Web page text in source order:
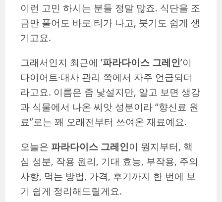
이런 고민 하시는 분들 정말 많죠. 식단을 조
금만 풀어도 바로 티가 나고, 붓기도 쉽게 생
기고요.
그래서인지 최근에‘파라다이스 그레인’이
다이어트·대사 관리 쪽에서 자주 언급되더
라고요. 이름은 좀 낯설지만, 알고 보면 생강
과 식물에서 나온 씨앗 성분이라 “향신료 원
료”로는 꽤 오래전부터 쓰여온 재료예요.
오늘은 파라다이스 그레인이 뭔지부터, 핵
심 성분, 작용 원리, 기대 효능, 부작용, 주의
사항, 먹는 방법, 가격, 후기까지 한 번에 보
기 쉽게 정리해드릴게요.